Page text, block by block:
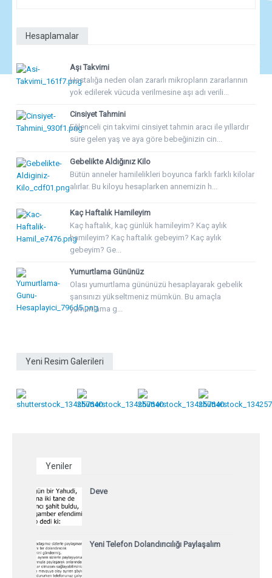
Hesaplamalar
Aşı Takvimi
Hastalığa neden olan zararlı mikropların zararlarının
yok edilerek vücuda verilmesine aşı adı verili...
Cinsiyet Tahmini
Eğlenceli çin takvimi cinsiyet tahmin aracı ile yıllardır
süre gelen yaş ve aya göre bebeğinizin cin...
Gebelikte Aldığınız Kilo
Bütün anneler hamilelikleri boyunca farklı farklı kilolar
alırlar. Bu kiloyu hesaplarken annemizin h...
Kaç Haftalık Hamileyim
Kaç haftalık, kaç günlük hamileyim? Kaç aylık
hamileyim? Kaç haftalık gebeyim? Kaç aylık
gebeyim? Ge...
Yumurtlama Gününüz
Olası yumurtlama gününüzü hesaplayarak gebelik
şansınızı yükseltmeniz mümkün. Bu amaçla
yumurtlama g...
Yeni Resim Galerileri
Yeniler
Deve
Yeni Telefon Dolandırıcılığı Paylaşalım